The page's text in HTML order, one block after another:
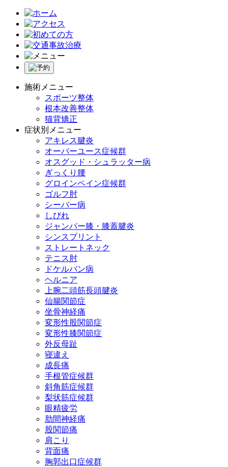
施術メニュー
スポーツ整体
根本改善整体
猫背矯正
症状別メニュー
アキレス腱炎
オーバーユース症候群
オスグッド・シュラッター病
ぎっくり腰
グロインペイン症候群
ゴルフ肘
シーバー病
しびれ
ジャンパー膝・膝蓋腱炎
シンスプリント
ストレートネック
テニス肘
ドケルバン病
ヘルニア
上腕二頭筋長頭腱炎
仙腸関節症
坐骨神経痛
変形性股関節症
変形性膝関節症
外反母趾
寝違え
成長痛
手根管症候群
斜角筋症候群
梨状筋症候群
眼精疲労
肋間神経痛
股関節痛
肩こり
背面痛
胸郭出口症候群